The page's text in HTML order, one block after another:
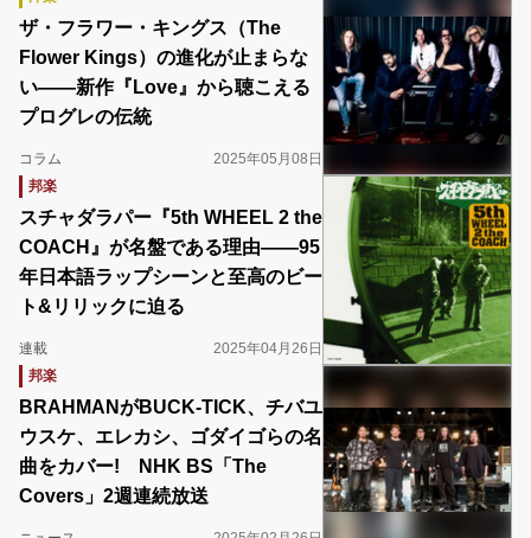
ザ・フラワー・キングス（The
Flower Kings）の進化が止まらな
い――新作『Love』から聴こえる
プログレの伝統
コラム
2025年05月08日
邦楽
スチャダラパー『5th WHEEL 2 the
COACH』が名盤である理由――95
年日本語ラップシーンと至高のビー
ト&リリックに迫る
連載
2025年04月26日
邦楽
BRAHMANがBUCK-TICK、チバユ
ウスケ、エレカシ、ゴダイゴらの名
曲をカバー! NHK BS「The
Covers」2週連続放送